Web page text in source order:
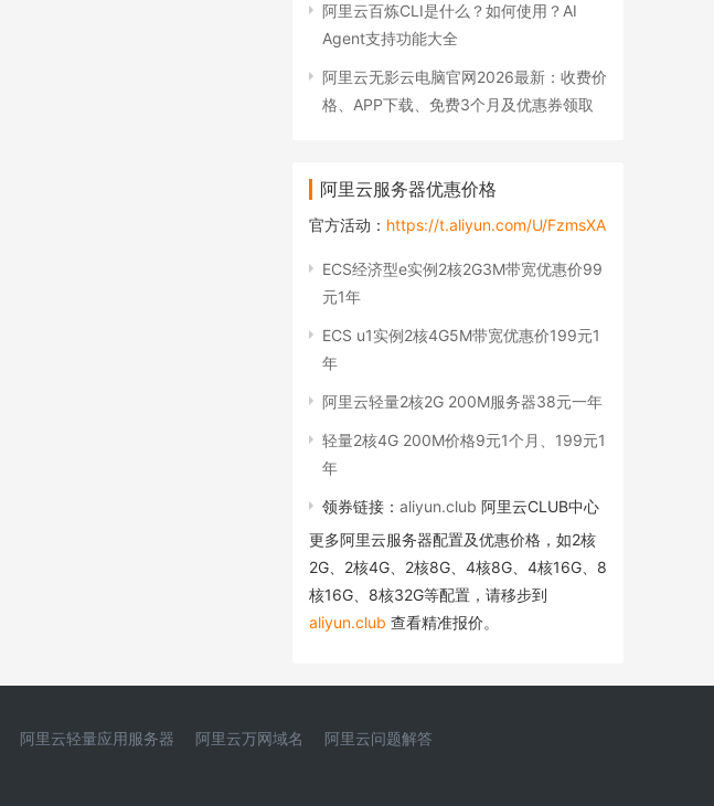
阿里云百炼CLI是什么？如何使用？AI
Agent支持功能大全
阿里云无影云电脑官网2026最新：收费价
格、APP下载、免费3个月及优惠券领取
阿里云服务器优惠价格
官方活动： https://t.aliyun.com/U/FzmsXA
ECS经济型e实例2核2G3M带宽优惠价99
元1年
ECS u1实例2核4G5M带宽优惠价199元1
年
阿里云轻量2核2G 200M服务器38元一年
轻量2核4G 200M价格9元1个月、199元1
年
领券链接： aliyun.club 阿里云CLUB中心
更多阿里云服务器配置及优惠价格，如2核
2G、2核4G、2核8G、4核8G、4核16G、8
核16G、8核32G等配置，请移步到
aliyun.club 查看精准报价。
阿里云轻量应用服务器 阿里云万网域名 阿里云问题解答